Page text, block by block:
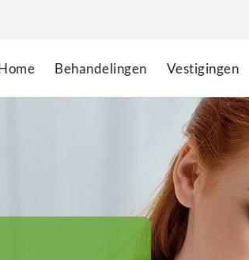
Behandelingen Vestigingen